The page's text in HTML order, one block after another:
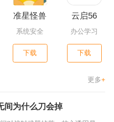
准星怪兽
系统安全
下载
云启56
办公学习
下载
更多+
间为什么刀会掉